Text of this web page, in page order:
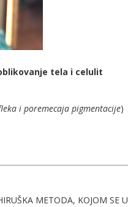
tela i celulit
i poremecaja pigmentacije)
METODA, KOJOM SE